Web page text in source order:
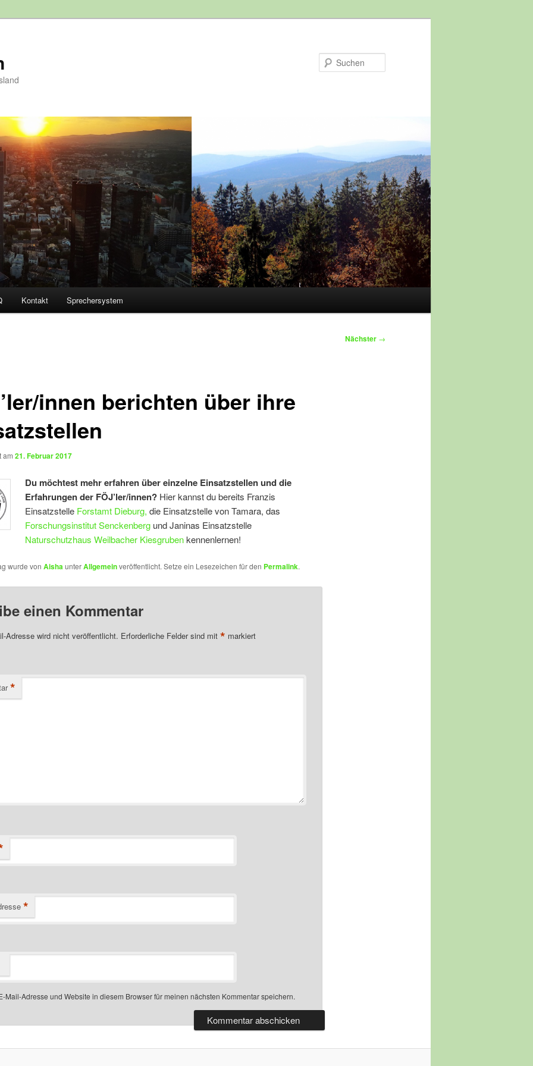
Kontakt Sprechersystem
Nächster →
innen berichten über ihre
am 21. Februar 2017
Du möchtest mehr erfahren über einzelne Einsatzstellen und die
Erfahrungen der FÖJ’ler/innen? Hier kannst du bereits Franzis
Einsatzstelle Forstamt Dieburg,die Einsatzstelle von Tamara, das
Forschungsinstitut Senckenberg und Janinas Einsatzstelle
Naturschutzhaus Weilbacher Kiesgrubenkennenlernen!
wurde von AishaunterAllgemeinveröffentlicht. Setze ein Lesezeichen für den Permalink.
einen Kommentar
Adresse wird nicht veröffentlicht. Erforderliche Felder sind mit * markiert
*
*
Mail-Adresse und Website in diesem Browser für meinen nächsten Kommentar speichern.